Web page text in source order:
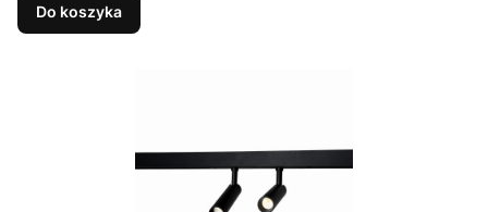
Do koszyka